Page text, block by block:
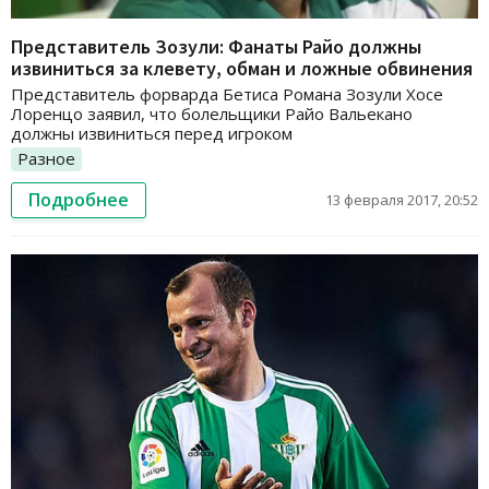
Представитель Зозули: Фанаты Райо должны
извиниться за клевету, обман и ложные обвинения
Представитель форварда Бетиса Романа Зозули Хосе
Лоренцо заявил, что болельщики Райо Вальекано
должны извиниться перед игроком
Разное
Подробнее 13 февраля 2017, 20:52